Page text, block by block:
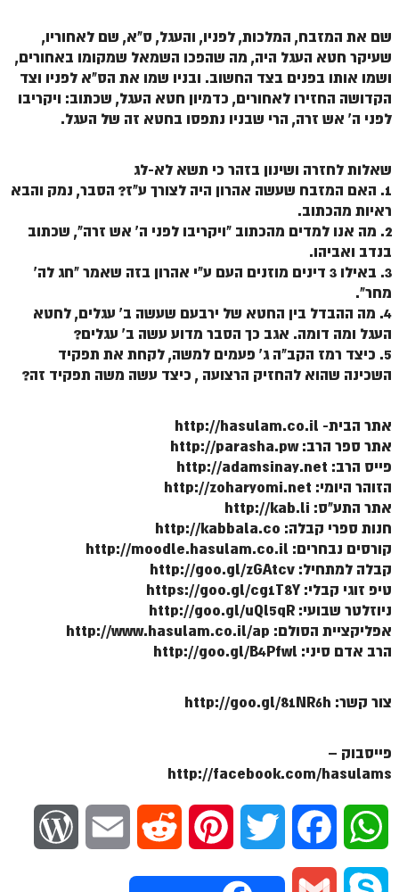
זוהר כי תצא מתקדמים
זוהר וילך השקפה
זוהר וילך מתקדמים
תגיות ונושאים
אודות האתר
אודות אתר הזוהר היומי
אודות בית מדרש הסולם
ספר הזוהר
גדולי ישראל על הזוהר
הקדשות על דיסקים
תרומות
הרב אדם סיני
לבלוג הרב
לאתר ספר הרב
לדף היומי בתע"ס
הזמן סט זוהר
מנוע חיפוש בכתבי בעל הסולם
שם את המזבח, המלכות, לפניו, והעגל, ס"א, שם לאחוריו,
שעיקר חטא העגל היה, מה שהפכו השמאל שמקומו באחורים,
ושמו אותו בפנים בצד החשוב. ובניו שמו את הס"א לפניו וצד
הקדושה החזירו לאחורים, כדמיון חטא העגל, שכתוב: ויקריבו
לפני ה' אש זרה, הרי שבניו נתפסו בחטא זה של העגל.
שאלות לחזרה ושינון בזהר כי תשא לא-לג
1. האם המזבח שעשה אהרון היה לצורך ע"ז? הסבר, נמק והבא
ראיות מהכתוב.
2. מה אנו למדים מהכתוב "ויקריבו לפני ה' אש זרה", שכתוב
בנדב ואביהו.
3. באילו 3 דינים מוזנים העם ע"י אהרון בזה שאמר "חג לה'
מחר".
4. מה ההבדל בין החטא של ירבעם שעשה ב' עגלים, לחטא
העגל ומה דומה. אגב כך הסבר מדוע עשה ב' עגלים?
5. כיצד רמז הקב"ה ג' פעמים למשה, לקחת את תפקיד
השכינה שהוא להחזיק הרצועה , כיצד עשה משה תפקיד זה?
אתר הבית- http://hasulam.co.il
אתר ספר הרב: http://parasha.pw
פייס הרב: http://adamsinay.net
הזוהר היומי: http://zoharyomi.net
אתר התע"ס: http://kab.li
חנות ספרי קבלה: http://kabbala.co
קורסים נבחרים: http://moodle.hasulam.co.il
קבלה למתחיל: http://goo.gl/zGAtcv
טיפ זוגי קבלי: https://goo.gl/cg1T8Y
ניוזלטר שבועי: http://goo.gl/uQl5qR
אפליקציית הסולם: http://www.hasulam.co.il/ap
הרב אדם סיני: http://goo.gl/B4Pfwl
צור קשר: http://goo.gl/81NR6h
פייסבוק –
http://facebook.com/hasulams
h